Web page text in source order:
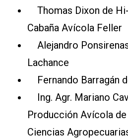
Thomas Dixon de
Cabaña Avícola Feller
Alejandro
Lachance
Fernando Barragán
Ing. Agr. Mariano
Producción Avícola
Ciencias